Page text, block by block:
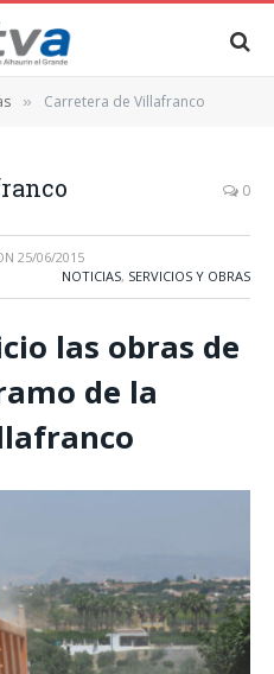
» Carretera de Villafranco
0
25/06/2015
NOTICIAS, SERVICIOS Y OBRAS
las obras de
de la